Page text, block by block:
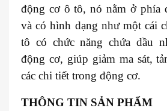
động cơ ô tô, nó nằm ở phía
và có hình dạng như một cái
tô có chức năng chứa dầu
động cơ, giúp giảm ma sát,
các chi tiết trong động cơ.
THÔNG TIN SẢN PHẨM